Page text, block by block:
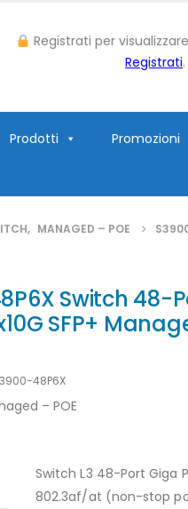
Registrati per
Registrati.
Prodotti Promozioni
, MANAGED – POE
Switch 48-
SFP+
48P6X
– POE
Switch L3 48-Port Giga
802.3af/at (non-stop